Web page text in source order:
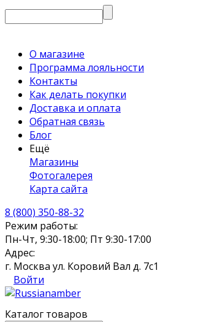
О магазине
Программа лояльности
Контакты
Как делать покупки
Доставка и оплата
Обратная связь
Блог
Ещё
Магазины
Фотогалерея
Карта сайта
8 (800) 350-88-32
Режим работы:
Пн-Чт, 9:30-18:00; Пт 9:30-17:00
Адрес:
г. Москва ул. Коровий Вал д. 7с1
Войти
Каталог товаров